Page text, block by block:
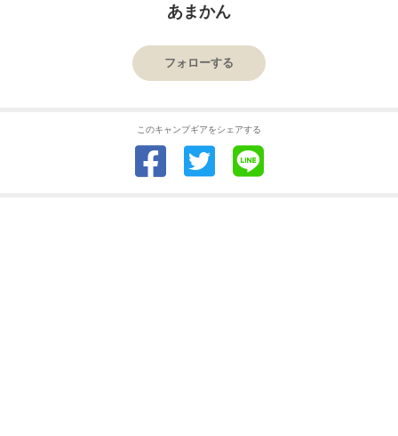
あまかん
フォローする
このキャンプギアをシェアする